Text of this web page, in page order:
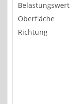
Belastungswert
Oberfläche
Richtung